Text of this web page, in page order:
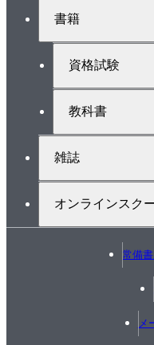
書籍
資格試験
教科書
雑誌
オンラインスク
常備
メ